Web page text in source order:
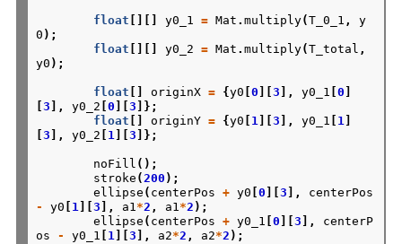
float y0_1 = Mat .multiply(T_0_1 ,
y
0 );
float
y0_2 = Mat .multiply(T_total ,
y0 );
float originX = {y0 [0 ][3 ], y0_1 [0
[3 ], y0_2 [0 ][3 ]};
float
originY = {y0 1 ][3 ], y0_1 1
[3 ], y0_2 1 ][3 ]};
noFill ();
stroke (200 );
ellipse ( centerPos + y0 [0 ][3 ],
centerPos
-
y0 1 ][3 ], a1*2 , a1*2 );
ellipse ( centerPos + y0_1 [0 ][3 ],
centerP
os
- y0_1 1 ][3 ], a2*2 , a2*2 );